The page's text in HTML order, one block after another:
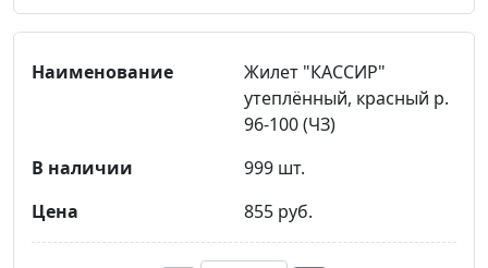
Жилет "КАССИР"
утеплённый, красный р.
96-100 (ЧЗ)
999 шт.
855 руб.